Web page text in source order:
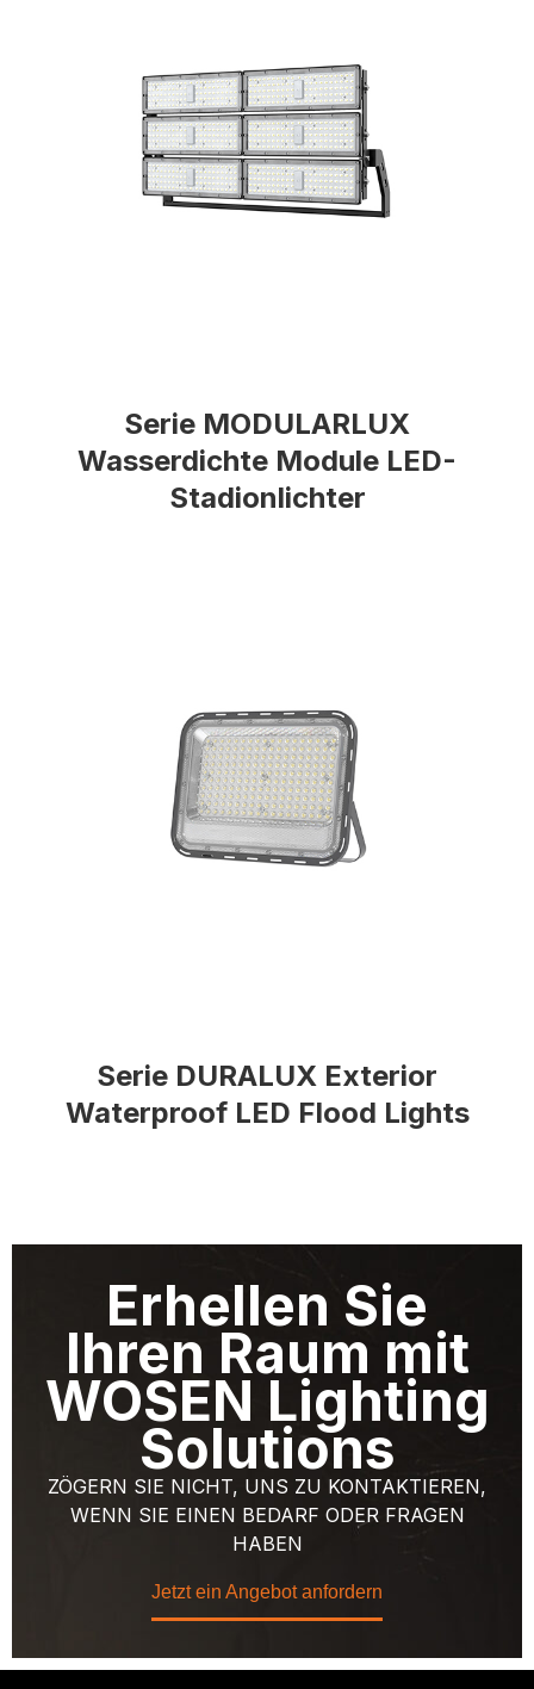
Serie MODULARLUX
Wasserdichte Module LED-
Stadionlichter
Serie DURALUX Exterior
Waterproof LED Flood Lights
Erhellen Sie
Ihren Raum mit
WOSEN Lighting
Solutions
ZÖGERN SIE NICHT, UNS ZU KONTAKTIEREN,
WENN SIE EINEN BEDARF ODER FRAGEN
HABEN
Jetzt ein Angebot anfordern